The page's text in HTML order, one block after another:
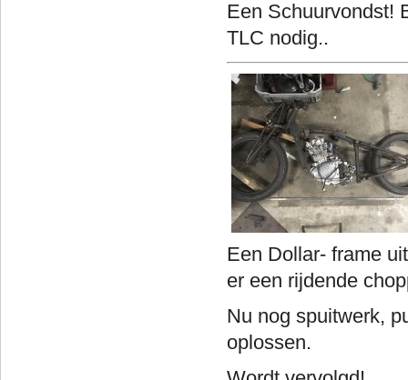
Een Schuurvondst!
TLC nodig..
Een Dollar- frame
er een rijdende
Nu nog spuitwerk,
oplossen.